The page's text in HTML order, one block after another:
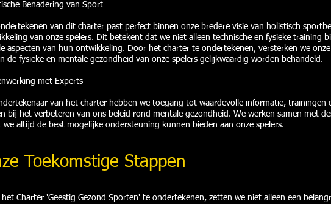
Benadering van Sport
van dit charter past perfect binnen onze bredere visie van holistisch
van onze spelers. Dit betekent dat we niet alleen technische en fysieke training
aspecten van hun ontwikkeling. Door het charter te ondertekenen, versterken we
de fysieke en mentale gezondheid van onze spelers gelijkwaardig worden behandeld.
met Experts
van het charter hebben we toegang tot waardevolle informatie, trainingen
bij het verbeteren van ons beleid rond mentale gezondheid. We werken samen met
we altijd de best mogelijke ondersteuning kunnen bieden aan onze spelers.
Toekomstige Stappen
het Charter 'Geestig Gezond Sporten' te ondertekenen, zetten we niet alleen een